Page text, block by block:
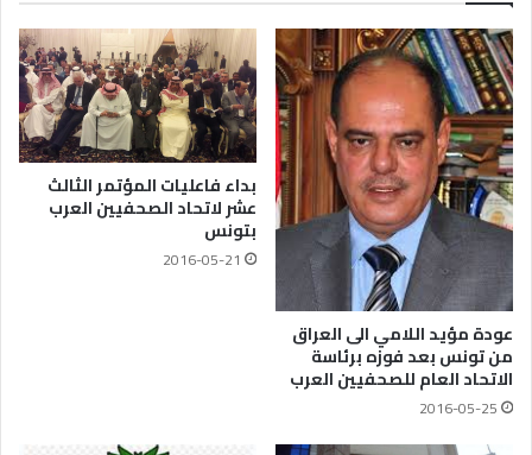
عودة مؤيد اللامي الى العراق
من تونس بعد فوزه برئاسة
الاتحاد العام للصحفيين العرب
2016-05-25
بداء فاعليات المؤتمر الثالث
عشر لاتحاد الصحفيين العرب
بتونس
2016-05-21